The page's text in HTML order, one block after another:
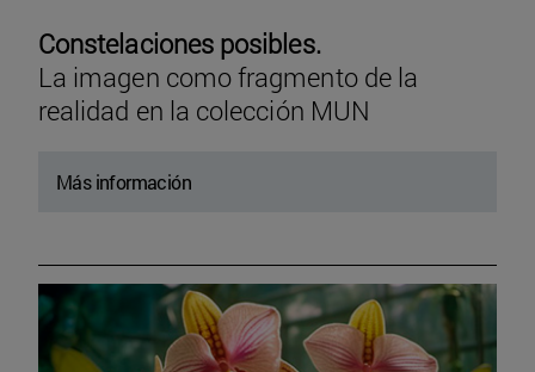
Constelaciones posibles.
La imagen como fragmento de la
realidad en la colección MUN
Más información